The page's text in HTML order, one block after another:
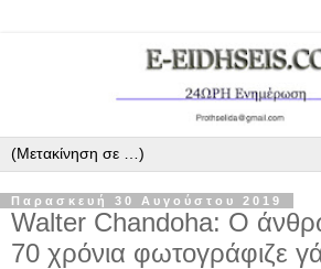
Παρασκευή 30 Αυγούστου 2019
Walter Chandoha: Ο
70 χρόνια φωτογράφιζε